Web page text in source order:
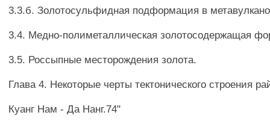
3.3.б. Золотосульфидная подформация в
3.4. Медно-полиметаллическая золотосодержащая
3.5. Россыпные месторождения золота.
Глава 4. Некоторые черты тектонического строения
Куанг Нам - Да Нанг.74"